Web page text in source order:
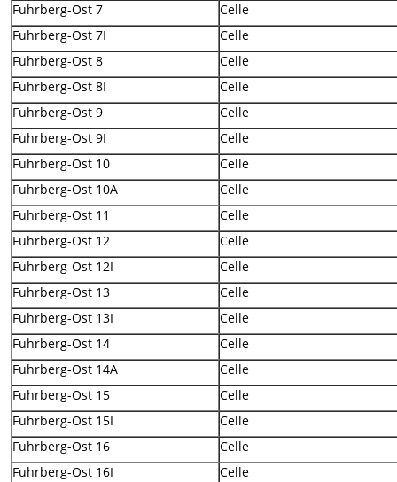
Fuhrberg-Ost 7
Celle
Fuhrberg-Ost 7I
Celle
Fuhrberg-Ost 8
Celle
Fuhrberg-Ost 8I
Celle
Fuhrberg-Ost 9
Celle
Fuhrberg-Ost 9I
Celle
Fuhrberg-Ost 10
Celle
Fuhrberg-Ost 10A
Celle
Fuhrberg-Ost 11
Celle
Fuhrberg-Ost 12
Celle
Fuhrberg-Ost 12I
Celle
Fuhrberg-Ost 13
Celle
Fuhrberg-Ost 13I
Celle
Fuhrberg-Ost 14
Celle
Fuhrberg-Ost 14A
Celle
Fuhrberg-Ost 15
Celle
Fuhrberg-Ost 15I
Celle
Fuhrberg-Ost 16
Celle
Fuhrberg-Ost 16I
Celle